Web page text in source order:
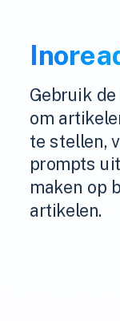
Gebruik
om
te stellen,
prompts
maken op
artikelen.